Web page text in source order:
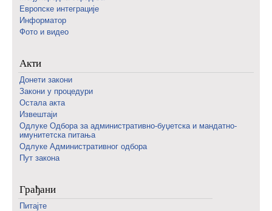
Европске интеграције
Информатор
Фото и видео
Акти
Донети закони
Закони у процедури
Остала акта
Извештаји
Одлуке Одбора за административно-буџетска и мандатно-
имунитетска питања
Одлуке Административног одбора
Пут закона
Грађани
Питајте